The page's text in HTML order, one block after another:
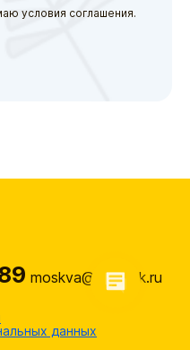
условия соглашения.
данных
moskva@brus-ok.ru